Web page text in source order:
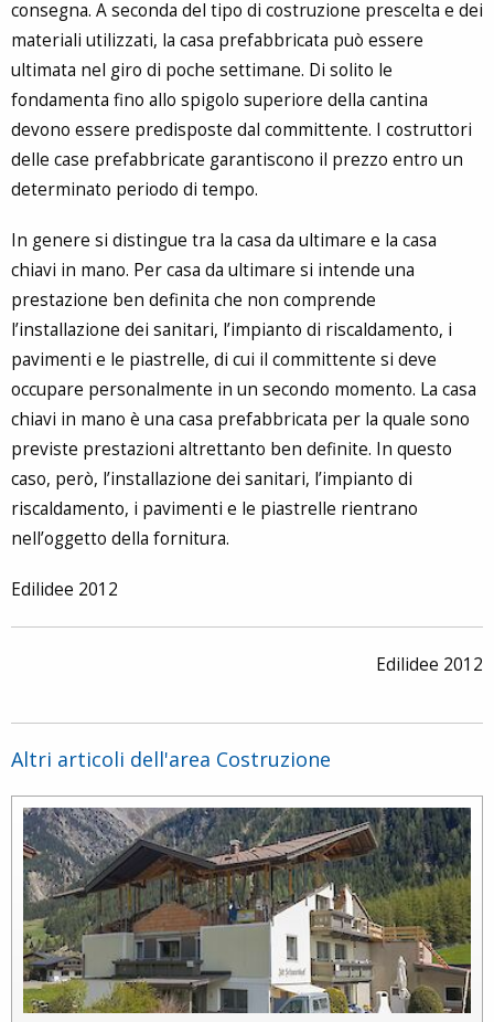
consegna. A seconda del tipo di costruzione prescelta e dei
materiali utilizzati, la casa prefabbricata può essere
ultimata nel giro di poche settimane. Di solito le
fondamenta fino allo spigolo superiore della cantina
devono essere predisposte dal committente. I costruttori
delle case prefabbricate garantiscono il prezzo entro un
determinato periodo di tempo.
In genere si distingue tra la casa da ultimare e la casa
chiavi in mano. Per casa da ultimare si intende una
prestazione ben definita che non comprende
l’installazione dei sanitari, l’impianto di riscaldamento, i
pavimenti e le piastrelle, di cui il committente si deve
occupare personalmente in un secondo momento. La casa
chiavi in mano è una casa prefabbricata per la quale sono
previste prestazioni altrettanto ben definite. In questo
caso, però, l’installazione dei sanitari, l’impianto di
riscaldamento, i pavimenti e le piastrelle rientrano
nell’oggetto della fornitura.
Edilidee 2012
Edilidee 2012
Altri articoli dell'area Costruzione